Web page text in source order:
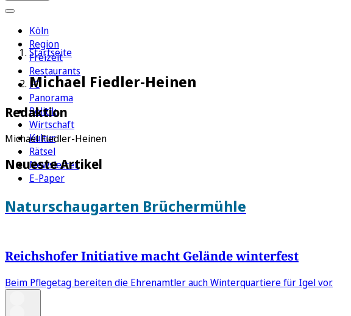
Köln
Region
Freizeit
Restaurants
FC
Panorama
Politik
Wirtschaft
Kultur
Rätsel
Newsletter
E-Paper
Startseite
Michael Fiedler-Heinen
Redaktion
Michael Fiedler-Heinen
Neueste Artikel
Naturschaugarten Brüchermühle
Reichshofer Initiative macht Gelände winterfest
Beim Pflegetag bereiten die Ehrenamtler auch Winterquartiere für Igel vor.